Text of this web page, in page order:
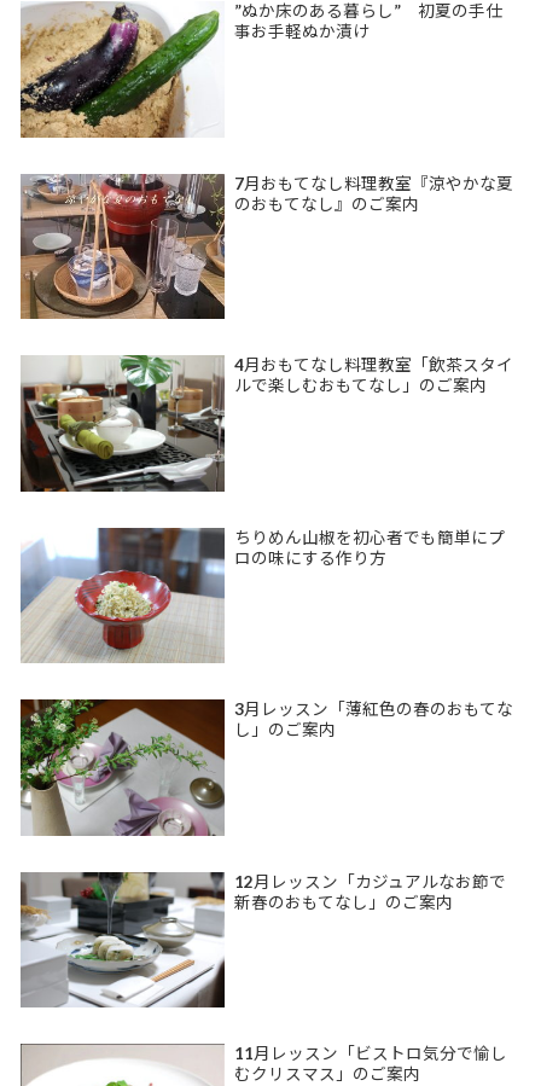
”ぬか床のある暮らし” 初夏の手仕
事お手軽ぬか漬け
7月おもてなし料理教室『涼やかな夏
のおもてなし』のご案内
4月おもてなし料理教室「飲茶スタイ
ルで楽しむおもてなし」のご案内
ちりめん山椒を初心者でも簡単にプ
ロの味にする作り方
3月レッスン「薄紅色の春のおもてな
し」のご案内
12月レッスン「カジュアルなお節で
新春のおもてなし」のご案内
11月レッスン「ビストロ気分で愉し
むクリスマス」のご案内